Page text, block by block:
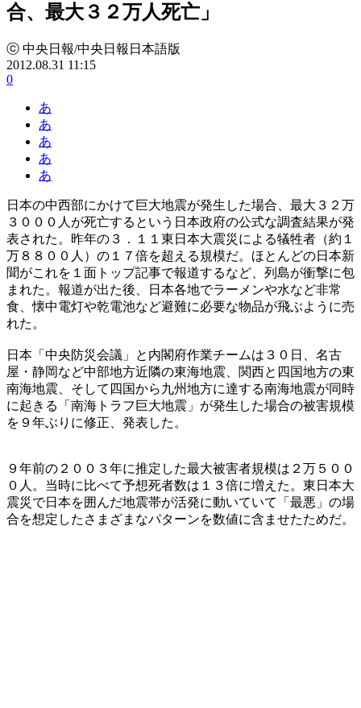
合、最大３２万人死亡」
ⓒ 中央日報/中央日報日本語版
2012.08.31 11:15
0
あ
あ
あ
あ
あ
日本の中西部にかけて巨大地震が発生した場合、最大３２万
３０００人が死亡するという日本政府の公式な調査結果が発
表された。昨年の３．１１東日本大震災による犠牲者（約１
万８８００人）の１７倍を超える規模だ。ほとんどの日本新
聞がこれを１面トップ記事で報道するなど、列島が衝撃に包
まれた。報道が出た後、日本各地でラーメンや水など非常
食、懐中電灯や乾電池など避難に必要な物品が飛ぶように売
れた。
日本「中央防災会議」と内閣府作業チームは３０日、名古
屋・静岡など中部地方近隣の東海地震、関西と四国地方の東
南海地震、そして四国から九州地方に達する南海地震が同時
に起きる「南海トラフ巨大地震」が発生した場合の被害規模
を９年ぶりに修正、発表した。
９年前の２００３年に推定した最大被害者規模は２万５００
０人。当時に比べて予想死者数は１３倍に増えた。東日本大
震災で日本を囲んだ地震帯が活発に動いていて「最悪」の場
合を想定したさまざまなパターンを数値に含ませたためだ。